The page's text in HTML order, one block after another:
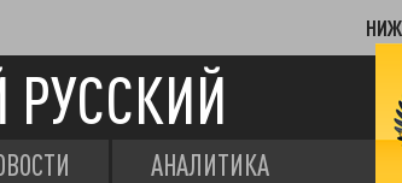
АНАЛИТИКА